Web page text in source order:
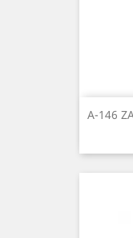
A-146